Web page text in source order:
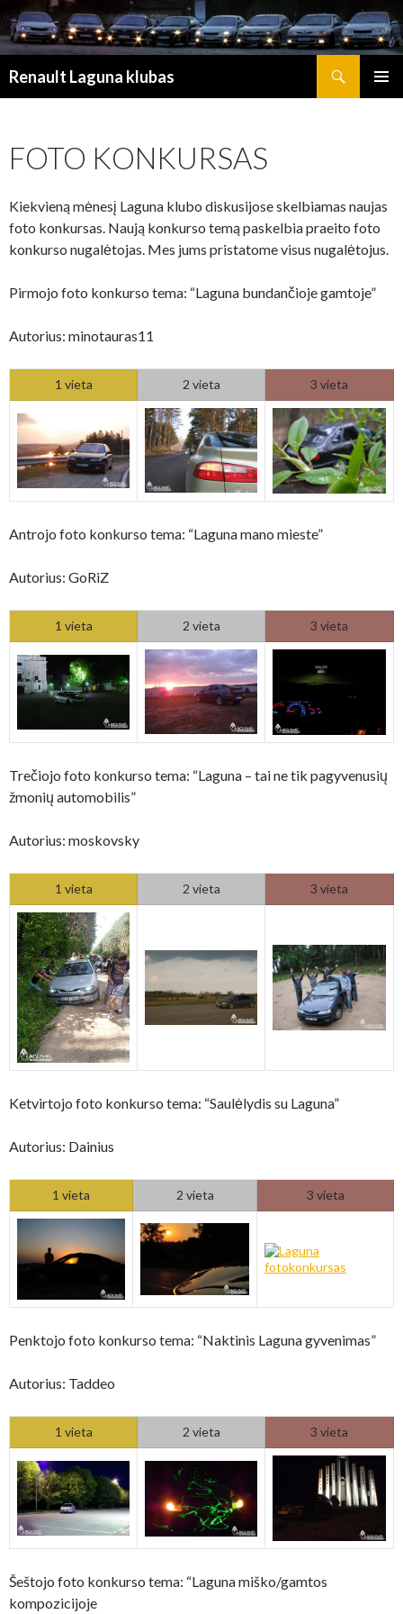
Renault Laguna klubas
FOTO KONKURSAS
Kiekvieną mėnesį Laguna klubo diskusijose skelbiamas naujas
foto konkursas. Naują konkurso temą paskelbia praeito foto
konkurso nugalėtojas. Mes jums pristatome visus nugalėtojus.
Pirmojo foto konkurso tema: “Laguna bundančioje gamtoje”
Autorius: minotauras11
1 vieta 2 vieta 3 vieta
Antrojo foto konkurso tema: “Laguna mano mieste”
Autorius: GoRiZ
1 vieta 2 vieta 3 vieta
Trečiojo foto konkurso tema: “Laguna – tai ne tik pagyvenusių
žmonių automobilis”
Autorius: moskovsky
1 vieta 2 vieta 3 vieta
Ketvirtojo foto konkurso tema: “Saulėlydis su Laguna”
Autorius: Dainius
1 vieta 2 vieta 3 vieta
Penktojo foto konkurso tema: “Naktinis Laguna gyvenimas”
Autorius: Taddeo
1 vieta 2 vieta 3 vieta
Šeštojo foto konkurso tema: “Laguna miško/gamtos
kompozicijoje